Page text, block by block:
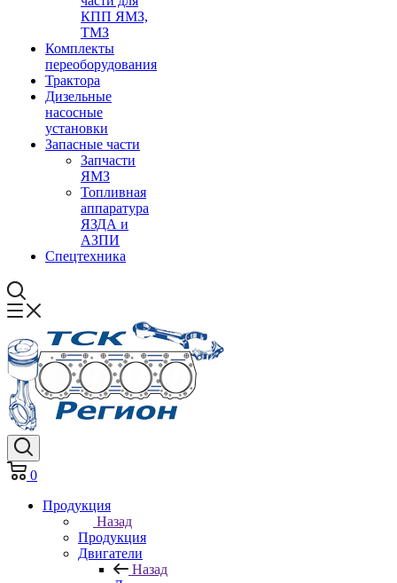
КПП ЯМЗ,
ТМЗ
Комплекты
переоборудования
Трактора
Дизельные
насосные
установки
Запасные части
Запчасти
ЯМЗ
Топливная
аппаратура
ЯЗДА и
АЗПИ
Спецтехника
0
Продукция
Назад
Продукция
Двигатели
Назад